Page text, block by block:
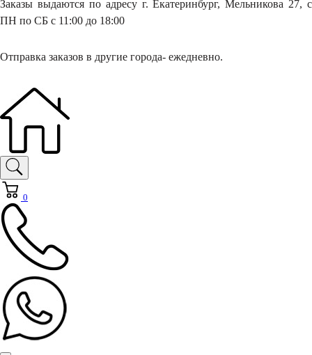
Заказы выдаются по адресу г. Екатеринбург, Мельникова 27, с
ПН по СБ с 11:00 до 18:00
Отправка заказов в другие города- ежедневно.
0